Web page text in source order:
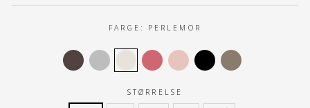
FARGE: PERLEMOR
STØRRELSE